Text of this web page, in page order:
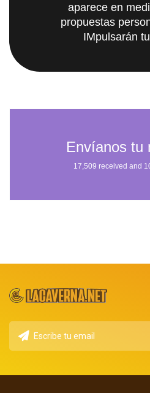
aparece en
propuestas
IMpulsarán